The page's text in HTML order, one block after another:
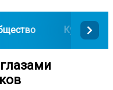
Культура